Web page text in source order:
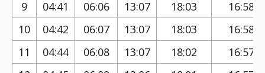
9
04:41 06:06 13:07 18:03
16:58
10
04:42 06:07 13:07 18:03
16:58
11
04:44 06:08 13:07 18:02
16:57